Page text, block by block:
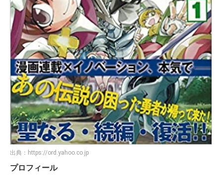
出典： https://ord.yahoo.co.jp
プロフィール